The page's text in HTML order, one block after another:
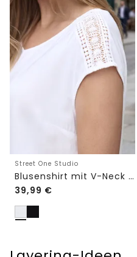
Street One Studio
Blusenshirt mit V-Neck und Spitze
39,99 €